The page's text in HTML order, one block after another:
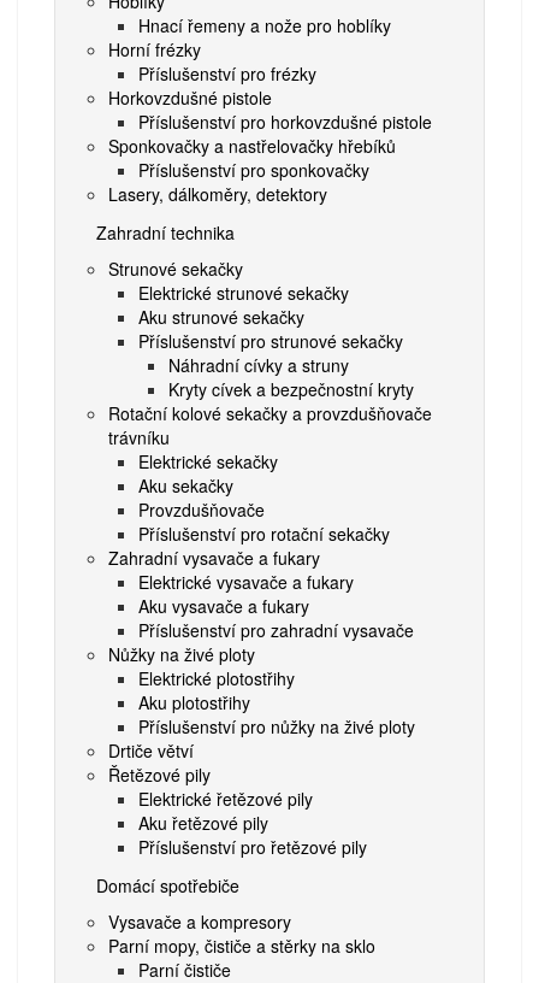
Hnací řemeny a nože pro hoblíky
Horní frézky
Příslušenství pro frézky
Horkovzdušné pistole
Příslušenství pro horkovzdušné pistole
Sponkovačky a nastřelovačky hřebíků
Příslušenství pro sponkovačky
Lasery, dálkoměry, detektory
Zahradní technika
Strunové sekačky
Elektrické strunové sekačky
Aku strunové sekačky
Příslušenství pro strunové sekačky
Náhradní cívky a struny
Kryty cívek a bezpečnostní kryty
Rotační kolové sekačky a provzdušňovače
trávníku
Elektrické sekačky
Aku sekačky
Provzdušňovače
Příslušenství pro rotační sekačky
Zahradní vysavače a fukary
Elektrické vysavače a fukary
Aku vysavače a fukary
Příslušenství pro zahradní vysavače
Nůžky na živé ploty
Elektrické plotostřihy
Aku plotostřihy
Příslušenství pro nůžky na živé ploty
Drtiče větví
Řetězové pily
Elektrické řetězové pily
Aku řetězové pily
Příslušenství pro řetězové pily
Domácí spotřebiče
Vysavače a kompresory
Parní mopy, čističe a stěrky na sklo
Parní čističe